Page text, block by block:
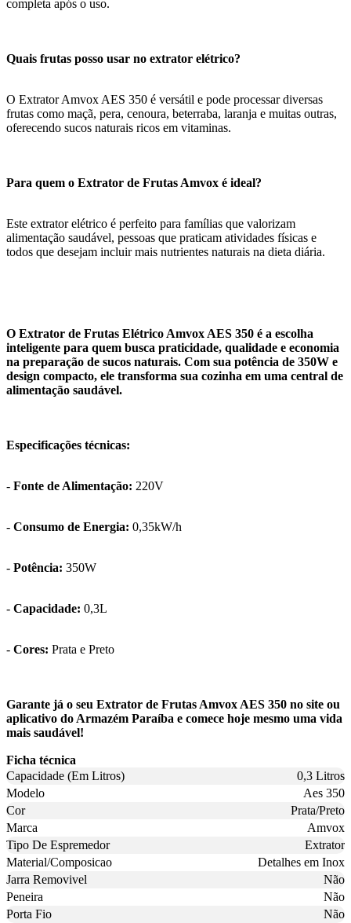
completa após o uso.
Quais frutas posso usar no extrator elétrico?
O Extrator Amvox AES 350 é versátil e pode processar diversas
frutas como maçã, pera, cenoura, beterraba, laranja e muitas outras,
oferecendo sucos naturais ricos em vitaminas.
Para quem o Extrator de Frutas Amvox é ideal?
Este extrator elétrico é perfeito para famílias que valorizam
alimentação saudável, pessoas que praticam atividades físicas e
todos que desejam incluir mais nutrientes naturais na dieta diária.
O Extrator de Frutas Elétrico Amvox AES 350 é a escolha
inteligente para quem busca praticidade, qualidade e economia
na preparação de sucos naturais. Com sua potência de 350W e
design compacto, ele transforma sua cozinha em uma central de
alimentação saudável.
Especificações técnicas:
- Fonte de Alimentação: 220V
- Consumo de Energia: 0,35kW/h
- Potência: 350W
- Capacidade: 0,3L
- Cores: Prata e Preto
Garante já o seu Extrator de Frutas Amvox AES 350 no site ou
aplicativo do Armazém Paraíba e comece hoje mesmo uma vida
mais saudável!
Ficha técnica
Capacidade (Em Litros)
0,3 Litros
Modelo
Aes 350
Cor
Prata/Preto
Marca
Amvox
Tipo De Espremedor
Extrator
Material/Composicao
Detalhes em Inox
Jarra Removivel
Não
Peneira
Não
Porta Fio
Não